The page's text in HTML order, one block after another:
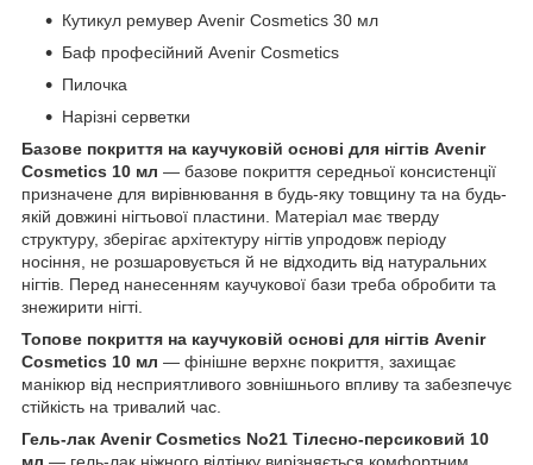
Кутикул ремувер Avenir Cosmetics 30 мл
Баф професійний Avenir Cosmetics
Пилочка
Нарізні серветки
Базове покриття на каучуковій основі для нігтів Avenir
Cosmetics 10 мл — базове покриття середньої консистенції
призначене для вирівнювання в будь-яку товщину та на будь-
якій довжині нігтьової пластини. Матеріал має тверду
структуру, зберігає архітектуру нігтів упродовж періоду
носіння, не розшаровується й не відходить від натуральних
нігтів. Перед нанесенням каучукової бази треба обробити та
знежирити нігті.
Топове покриття на каучуковій основі для нігтів Avenir
Cosmetics 10 мл — фінішне верхнє покриття, захищає
манікюр від несприятливого зовнішнього впливу та забезпечує
стійкість на тривалий час.
Гель-лак Avenir Cosmetics No21 Тілесно-персиковий 10